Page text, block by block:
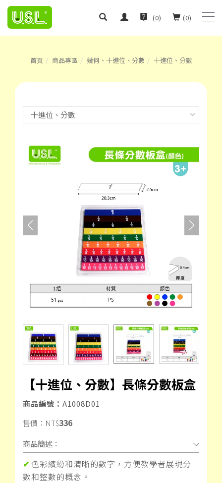
(0)
(0)
首頁 商品專區 幾何、十進位、分數 十進位、分數
【十進位、分數】長條分數板盒
商品編號： A1008D01
售價： NT$336
商品簡述：
✔ 色彩繽紛和清晰的數字，方便教學者展現分
數和整數的概念。